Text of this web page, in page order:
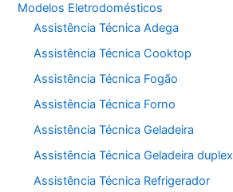
Modelos Eletrodomésticos
Assistência Técnica Adega
Assistência Técnica Cooktop
Assistência Técnica Fogão
Assistência Técnica Forno
Assistência Técnica Geladeira
Assistência Técnica Geladeira duplex
Assistência Técnica Refrigerador